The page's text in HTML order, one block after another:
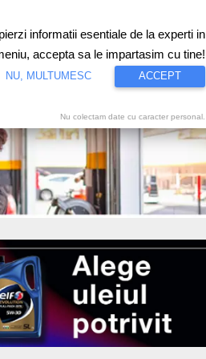
Proiecte speciale Video
informatii esentiale de la experti in
accepta sa le impartasim cu tine!
NU, MULTUMESC ACCEPT
Nu colectam date cu caracter personal.